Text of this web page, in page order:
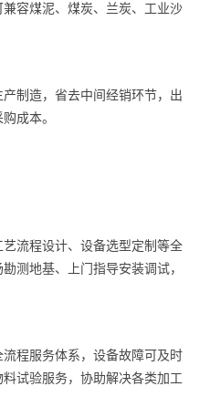
容煤泥、煤炭、兰炭、工业沙
制造，省去中间经销环节，出
成本。
流程设计、设备选型定制等全
测地基、上门指导安装调试，
程服务体系，设备故障可及时
试验服务，协助解决各类加工